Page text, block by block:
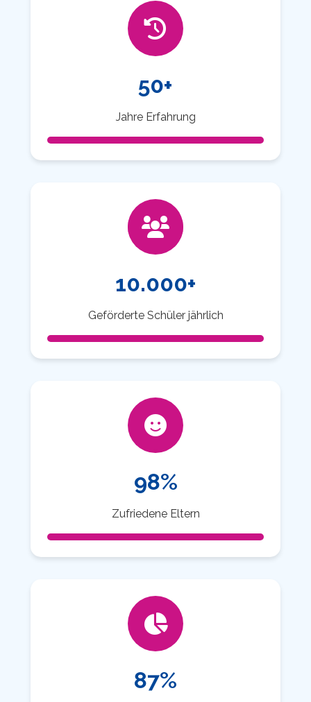
50+
Jahre Erfahrung
10.000+
Geförderte Schüler jährlich
98%
Zufriedene Eltern
87%